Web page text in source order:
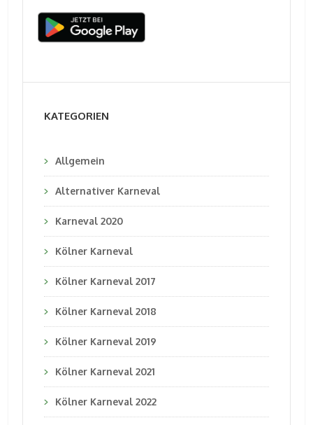
KATEGORIEN
Allgemein
Alternativer Karneval
Karneval 2020
Kölner Karneval
Kölner Karneval 2017
Kölner Karneval 2018
Kölner Karneval 2019
Kölner Karneval 2021
Kölner Karneval 2022